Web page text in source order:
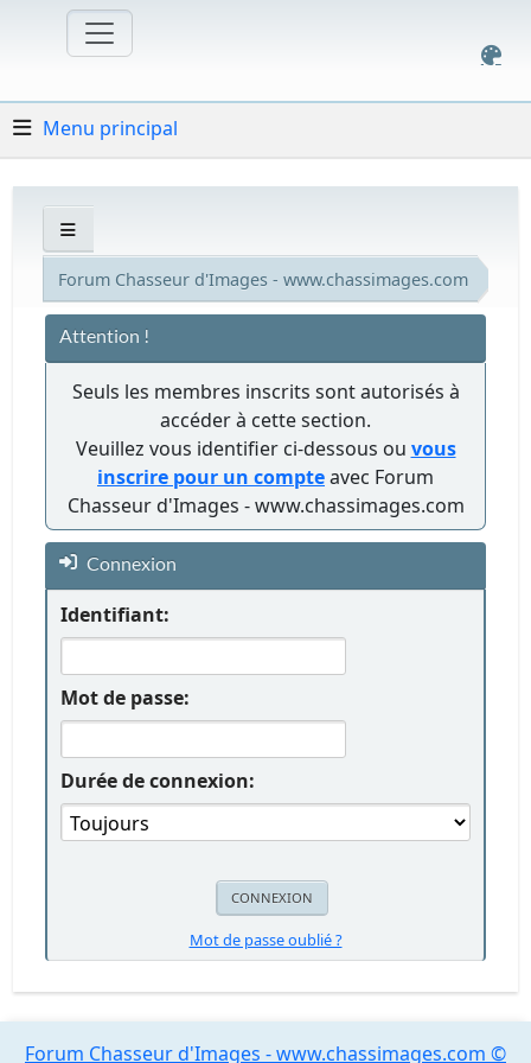
Menu principal
Forum Chasseur d'Images - www.chassimages.com
Attention !
Seuls les membres inscrits sont autorisés à
accéder à cette section.
Veuillez vous identifier ci-dessous ou vous
inscrire pour un compteavec Forum
Chasseur d'Images - www.chassimages.com
Connexion
Identifiant:
Mot de passe:
Durée de connexion:
Mot de passe oublié ?
Forum Chasseur d'Images - www.chassimages.com ©